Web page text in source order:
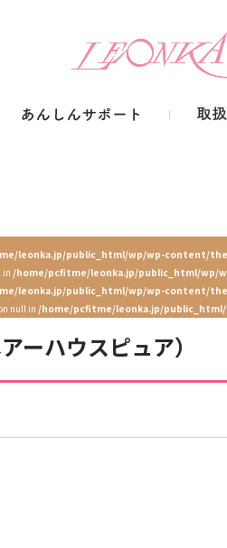
leonka.jp/public_html/wp/wp-content/
in /home/pcfitme/leonka.jp/public_html/wp/
leonka.jp/public_html/wp/wp-content/
null in /home/pcfitme/leonka.jp/
ーハウスピュア）